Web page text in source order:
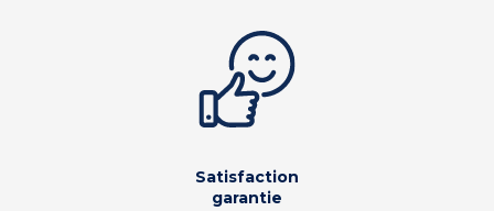
Satisfaction
garantie